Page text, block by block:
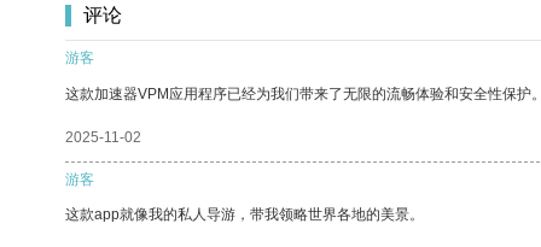
评论
游客
这款加速器VPM应用程序已经为我们带来了无限的流畅体验和安全性保护
2025-11-02
游客
这款app就像我的私人导游，带我领略世界各地的美景。